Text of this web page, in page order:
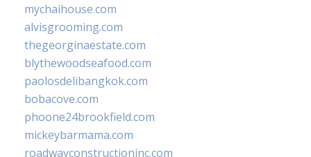
mychaihouse.com
alvisgrooming.com
thegeorginaestate.com
blythewoodseafood.com
paolosdelibangkok.com
bobacove.com
phoone24brookfield.com
mickeybarmama.com
roadwayconstructioninc.com